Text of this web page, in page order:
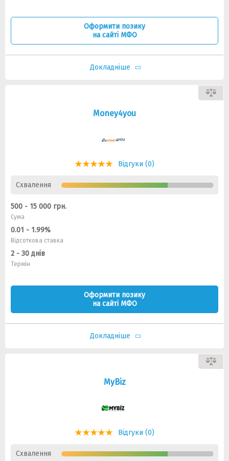
Оформити позику
на сайті МФО
Докладніше
Money4you
Відгуки (0)
Схвалення
500 - 15 000 грн.
Сума
0.01 - 1.99%
Відсоткова ставка
2 - 30 днів
Термін
Оформити позику
на сайті МФО
Докладніше
MyBiz
Відгуки (0)
Схвалення